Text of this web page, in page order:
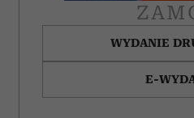
WYDANIE
E-